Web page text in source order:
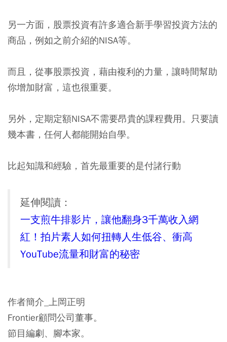
另一方面，股票投資有許多適合新手學習投資方法的
商品，例如之前介紹的NISA等。
而且，從事股票投資，藉由複利的力量，讓時間幫助
你增加財富，這也很重要。
另外，定期定額NISA不需要昂貴的課程費用。只要讀
幾本書，任何人都能開始自學。
比起知識和經驗，首先最重要的是付諸行動
延伸閱讀：
一支煎牛排影片，讓他翻身3千萬收入網
紅！拍片素人如何扭轉人生低谷、衝高
YouTube流量和財富的秘密
作者簡介_上岡正明
Frontier顧問公司董事。
節目編劇、腳本家。